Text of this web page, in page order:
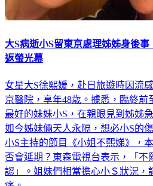
大S病逝小S留東京處理姊姊身後
女星大S徐熙媛，赴日旅遊時因流
京醫院，享年48歲。據悉，臨終前
最好的妹妹小S，在親眼見到姊姊
如今姊妹倆天人永隔，想必小S的
小S主持的節目《小姐不熙娣》，
否會延期？東森電視台表示，「不